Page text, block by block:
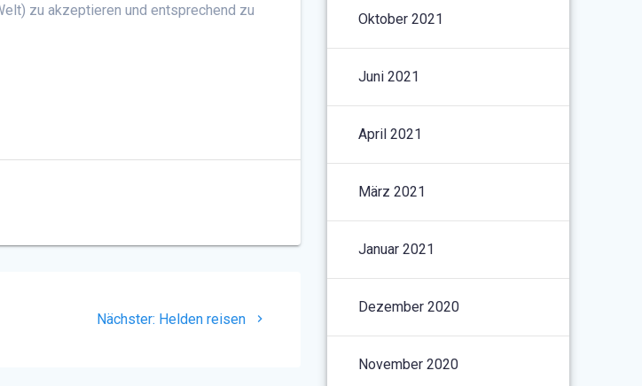
zu akzeptieren und entsprechend zu
Nächster: Nächster
Helden reisen
Oktober 2021
Juni 2021
April 2021
März 2021
Januar 2021
Dezember 2020
November 2020